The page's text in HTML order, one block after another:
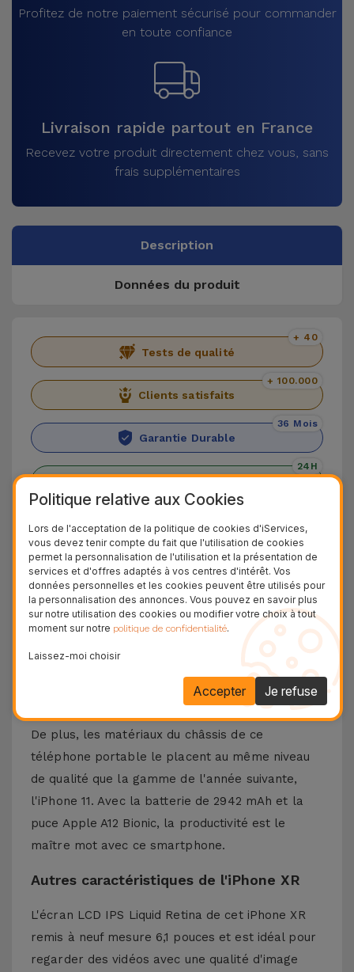
Profitez de notre paiement sécurisé pour commander
en toute confiance
Livraison rapide partout en France
Recevez votre produit directement chez vous, sans
frais supplémentaires
Description
Données du produit
Tests de qualité
+ 40
Clients satisfaits
+ 100.000
Garantie Durable
36 Mois
24H
Découvrez l'iPhone XR
Nous vous présentons l'iPhone XR, qui s'est
imposé comme l'option la moins chère de 2018.
Bien qu'il ne dispose pas du double capteur
arrière de 12 MP, c'est un smartphone qui place
encore aujourd'hui la qualité d'image et de vidéo
à un niveau élevé. La caméra frontale est de 7
MP, ce qui garantit les meilleurs appels vidéo et
De plus, les matériaux du châssis de ce
téléphone portable le placent au même niveau
de qualité que la gamme de l'année suivante,
l'iPhone 11. Avec la batterie de 2942 mAh et la
puce Apple A12 Bionic, la productivité est le
maître mot avec ce smartphone.
Autres caractéristiques de l'iPhone XR
L'écran LCD IPS Liquid Retina de cet iPhone XR
remis à neuf mesure 6,1 pouces et est idéal pour
regarder des vidéos avec une qualité d'image
Politique relative aux Cookies
Lors de l'acceptation de la politique de cookies d'iServices,
vous devez tenir compte du fait que l'utilisation de cookies
permet la personnalisation de l'utilisation et la présentation de
services et d'offres adaptés à vos centres d'intérêt. Vos
données personnelles et les cookies peuvent être utilisés pour
la personnalisation des annonces. Vous pouvez en savoir plus
sur notre utilisation des cookies ou modifier votre choix à tout
moment sur notre politique de confidentialité.
Laissez-moi choisir
Je refuse
Accepter